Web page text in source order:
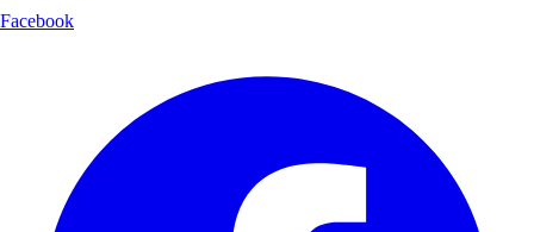
Facebook